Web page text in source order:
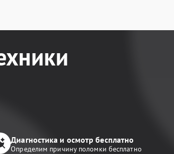
Диагностика и осмотр бесплатно
Определим причину поломки бесплатно